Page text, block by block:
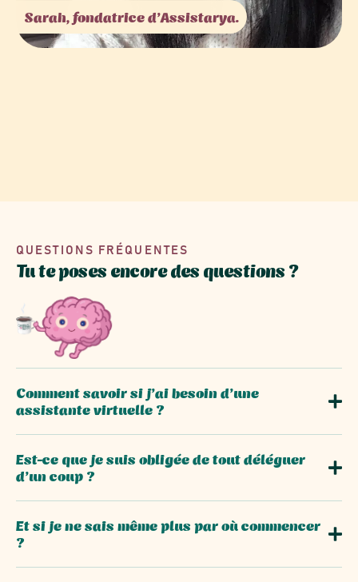
Sarah, fondatrice d’Assistarya.
QUESTIONS FRÉQUENTES
Tu te poses encore des questions ?
Comment savoir si j’ai besoin d’une
assistante virtuelle ?
Est-ce que je suis obligée de tout déléguer
d’un coup ?
Et si je ne sais même plus par où commencer
?